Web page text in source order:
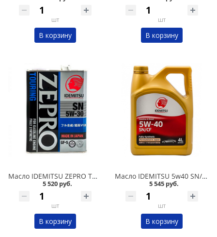
шт
В корзину
шт
В корзину
Масло IDEMITSU ZEPRO TOURING 5w30 SN/GF-5 4л синтетика в Омске
5 520 руб.
шт
В корзину
Масло IDEMITSU 5w40 SN/CF F-S 4л синтетика в Омске
5 545 руб.
шт
В корзину